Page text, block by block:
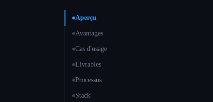
Aperçu
Avantages
Cas d'usage
Livrables
Processus
Stack